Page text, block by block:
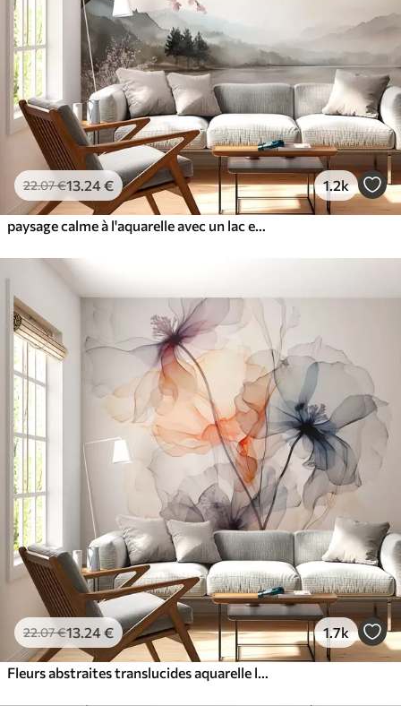
22.07€13 .24€ 1.2k
22.07€13 .24€ 1.7k